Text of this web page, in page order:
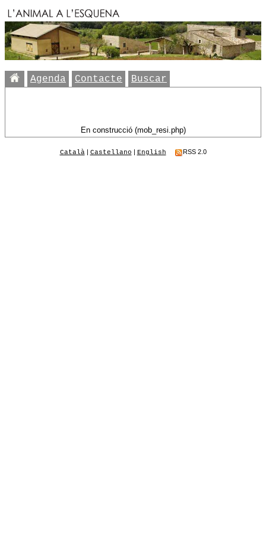
Agenda Contacte Buscar
En construcció (mob_resi.php)
Català | Castellano | English RSS 2.0